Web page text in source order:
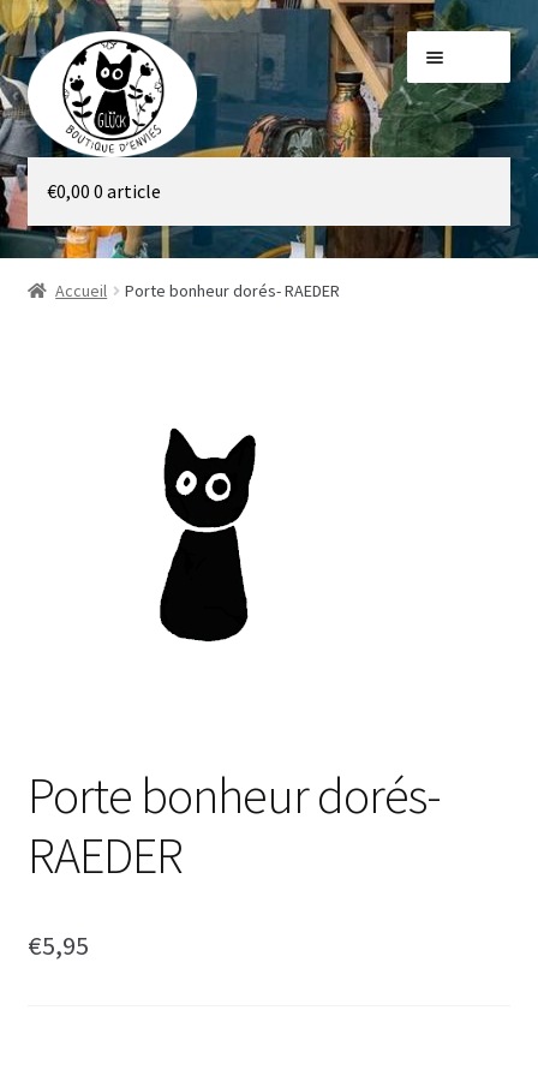
Aller
à
la
navigation
Aller
au
contenu
Galerie
Boutique
€0,00 0 article
Accueil Porte bonheur dorés- RAEDER
Porte bonheur dorés-
RAEDER
€5,95